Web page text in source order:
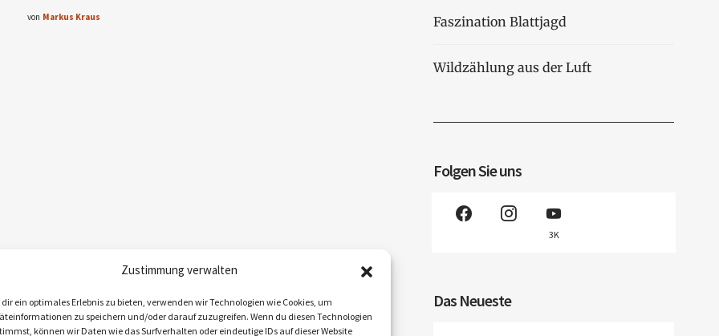
Zustimmung verwalten
ein optimales Erlebnis zu bieten, verwenden wir Technologien wie Cookies, um
zu speichern und/oder darauf zuzugreifen. Wenn du diesen Technologien
können wir Daten wie das Surfverhalten oder eindeutige IDs auf dieser Website
von Markus Kraus Faszination Blattjagd
Wildzählung aus der Luft
Folgen Sie uns
3K
Das Neueste